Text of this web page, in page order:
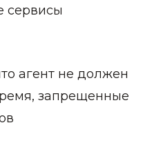
сервисы
агент не должен
запрещенные